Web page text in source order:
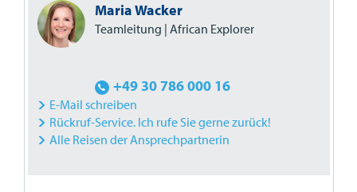
Maria Wacker
Teamleitung | African Explorer
+49 30 786 000 16
E-Mail schreiben
Rückruf-Service. Ich rufe Sie gerne zurück!
Alle Reisen der Ansprechpartnerin